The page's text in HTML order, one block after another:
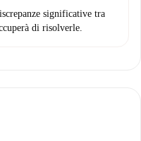
significative tra
di risolverle.